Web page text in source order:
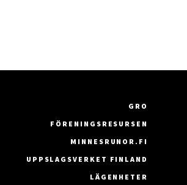
GRO
FÖRENINGSRESURSEN
MINNESRUNOR.FI
UPPSLAGSVERKET FINLAND
LÄGENHETER